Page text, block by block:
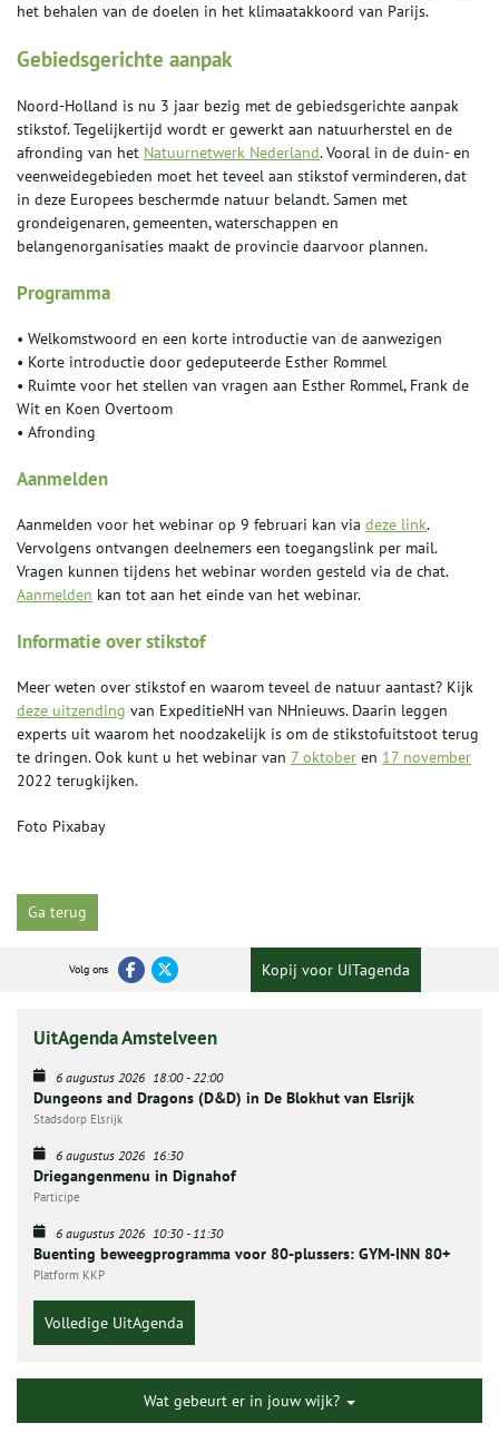
het behalen van de doelen in het klimaatakkoord van Parijs.
Gebiedsgerichte aanpak
Noord-Holland is nu 3 jaar bezig met de gebiedsgerichte aanpak
stikstof. Tegelijkertijd wordt er gewerkt aan natuurherstel en de
afronding van het Natuurnetwerk Nederland. Vooral in de duin- en
veenweidegebieden moet het teveel aan stikstof verminderen, dat
in deze Europees beschermde natuur belandt. Samen met
grondeigenaren, gemeenten, waterschappen en
belangenorganisaties maakt de provincie daarvoor plannen.
Programma
• Welkomstwoord en een korte introductie van de aanwezigen
• Korte introductie door gedeputeerde Esther Rommel
• Ruimte voor het stellen van vragen aan Esther Rommel, Frank de
Wit en Koen Overtoom
• Afronding
Aanmelden
Aanmelden voor het webinar op 9 februari kan via deze link.
Vervolgens ontvangen deelnemers een toegangslink per mail.
Vragen kunnen tijdens het webinar worden gesteld via de chat.
Aanmelden kan tot aan het einde van het webinar.
Informatie over stikstof
Meer weten over stikstof en waarom teveel de natuur aantast? Kijk
deze uitzending van ExpeditieNH van NHnieuws. Daarin leggen
experts uit waarom het noodzakelijk is om de stikstofuitstoot terug
te dringen. Ook kunt u het webinar van 7 oktober en 17 november
2022 terugkijken.
Foto Pixabay
Ga terug
Volg ons Kopij voor UITagenda
UitAgenda Amstelveen
6 augustus 2026 18:00-22:00
Dungeons and Dragons (D&D) in De Blokhut van Elsrijk
Stadsdorp Elsrijk
6 augustus 2026 16:30
Driegangenmenu in Dignahof
Participe
6 augustus 2026 10:30-11:30
Buenting beweegprogramma voor 80-plussers: GYM-INN 80+
Platform KKP
Volledige UitAgenda
Wat gebeurt er in jouw wijk?